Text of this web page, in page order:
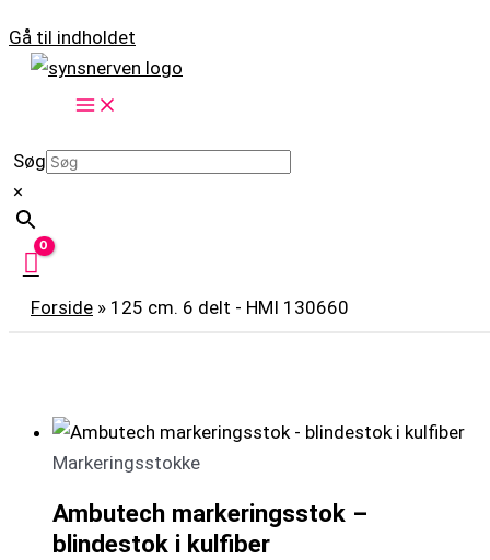
Gå til indholdet
Søg
×
Forside » 125 cm. 6 delt - HMI 130660
Markeringsstokke
Ambutech markeringsstok –
blindestok i kulfiber